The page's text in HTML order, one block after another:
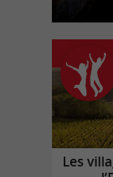
Les